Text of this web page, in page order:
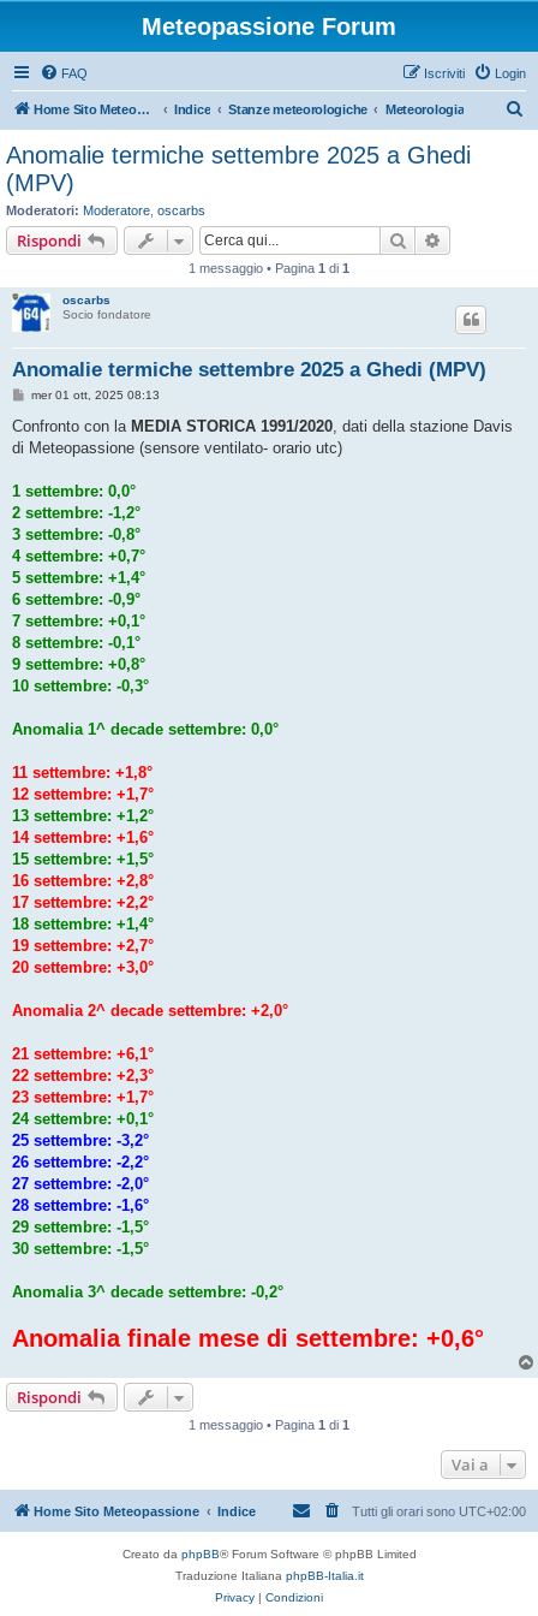
Meteopassione Forum
FAQ Login
Iscriviti
Home Sito Meteopassione Indice Stanze meteorologiche Meteorologia
Anomalie termiche settembre 2025 a Ghedi
(MPV)
Moderatori: Moderatore oscarbs
Rispondi Cerca
1 messaggio • Pagina 1 di 1
oscarbs
Socio fondatore
Anomalie termiche settembre 2025 a Ghedi (MPV)
M
s
a
i
o
mer 01 ott, 2025 08:13
Confronto con la MEDIA STORICA 1991/2020 , dati della stazione Davis
di Meteopassione (sensore ventilato- orario utc)
1 settembre: 0,0°
2 settembre: -1,2°
3 settembre: -0,8°
4 settembre: +0,7°
5 settembre: +1,4°
6 settembre: -0,9°
7 settembre: +0,1°
8 settembre: -0,1°
9 settembre: +0,8°
10 settembre: -0,3°
Anomalia 1^ decade settembre: 0,0°
11 settembre: +1,8°
12 settembre: +1,7°
13 settembre: +1,2°
14 settembre: +1,6°
15 settembre: +1,5°
16 settembre: +2,8°
17 settembre: +2,2°
18 settembre: +1,4°
19 settembre: +2,7°
20 settembre: +3,0°
Anomalia 2^ decade settembre: +2,0°
21 settembre: +6,1°
22 settembre: +2,3°
23 settembre: +1,7°
24 settembre: +0,1°
25 settembre: -3,2°
26 settembre: -2,2°
27 settembre: -2,0°
28 settembre: -1,6°
29 settembre: -1,5°
30 settembre: -1,5°
Anomalia 3^ decade settembre: -0,2°
Anomalia finale mese di settembre: +0,6°
Rispondi
1 messaggio • Pagina 1 di 1
Vai a
Home Sito Meteopassione Indice Tutti gli orari sono UTC+02:00
Creato da phpBB® Forum Software © phpBB Limited
Traduzione Italiana phpBB-Italia.it
Privacy | Condizioni